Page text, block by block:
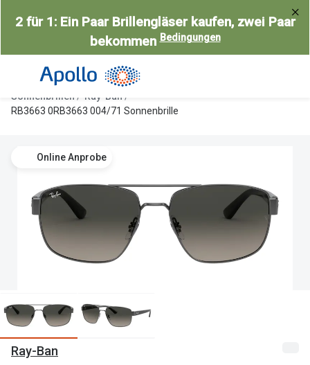
zum2 für 1: Ein Paar Brillengläser kaufen, zwei Paar
bekommen Bedingungen
Alle Brillen
Damen
Herren
Gleitsicht
AI Glasses
Selbsttönende Brillen
Lesebrillen
Brillen Sale
Marken
Ray-Ban
Gleitsicht
Mit
Sonnenbrillen
Ray-Ban
RB3663 0RB3663 004/71 Sonnenbrille
Online Anprobe
Ray-Ban